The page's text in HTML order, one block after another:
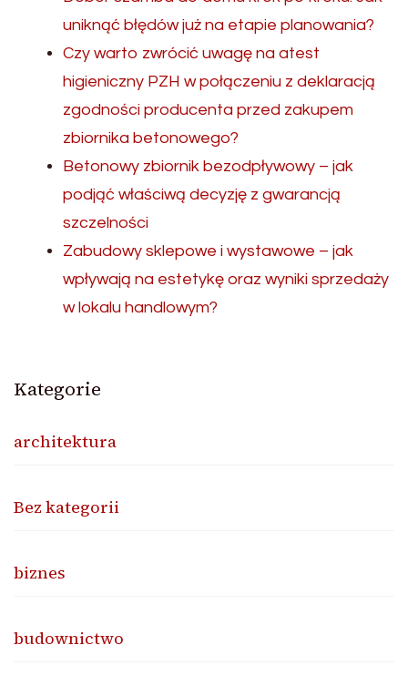
uniknąć błędów już na etapie planowania?
Czy warto zwrócić uwagę na atest
higieniczny PZH w połączeniu z deklaracją
zgodności producenta przed zakupem
zbiornika betonowego?
Betonowy zbiornik bezodpływowy – jak
podjąć właściwą decyzję z gwarancją
szczelności
Zabudowy sklepowe i wystawowe – jak
wpływają na estetykę oraz wyniki sprzedaży
w lokalu handlowym?
Kategorie
architektura
Bez kategorii
biznes
budownictwo